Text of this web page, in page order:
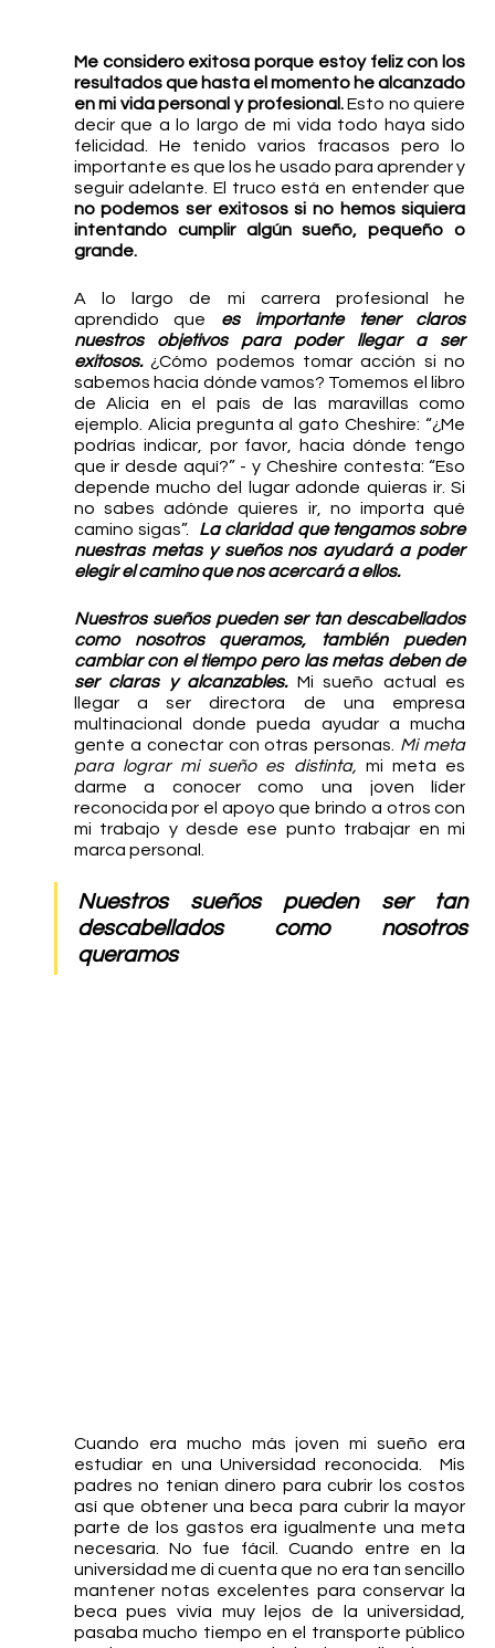
Me considero exitosa porque estoy feliz con los
resultados que hasta el momento he alcanzado
en mi vida personal y profesional. Esto no quiere
decir que a lo largo de mi vida todo haya sido
felicidad. He tenido varios fracasos pero lo
importante es que los he usado para aprender y
seguir adelante. El truco está en entender que
no podemos ser exitosos si no hemos siquiera
intentando cumplir algún sueño, pequeño o
grande.
A lo largo de mi carrera profesional he
aprendido que es importante tener claros
nuestros objetivos para poder llegar a ser
exitosos. ¿Cómo podemos tomar acción si no
sabemos hacia dónde vamos? Tomemos el libro
de Alicia en el país de las maravillas como
ejemplo. Alicia pregunta al gato Cheshire: “¿Me
podrías indicar, por favor, hacia dónde tengo
que ir desde aquí?” - y Cheshire contesta: “Eso
depende mucho del lugar adonde quieras ir. Si
no sabes adónde quieres ir, no importa qué
camino sigas”. La claridad que tengamos sobre
nuestras metas y sueños nos ayudará a poder
elegir el camino que nos acercará a ellos.
Nuestros sueños pueden ser tan descabellados
como nosotros queramos, también pueden
cambiar con el tiempo pero las metas deben de
ser claras y alcanzables. Mi sueño actual es
llegar a ser directora de una empresa
multinacional donde pueda ayudar a mucha
gente a conectar con otras personas. Mi meta
para lograr mi sueño es distinta, mi meta es
darme a conocer como una joven líder
reconocida por el apoyo que brindo a otros con
mi trabajo y desde ese punto trabajar en mi
marca personal.
Nuestros sueños pueden ser tan
descabellados como nosotros
queramos
Cuando era mucho más joven mi sueño era
estudiar en una Universidad reconocida.  Mis
padres no tenían dinero para cubrir los costos
así que obtener una beca para cubrir la mayor
parte de los gastos era igualmente una meta
necesaria. No fue fácil. Cuando entre en la
universidad me di cuenta que no era tan sencillo
mantener notas excelentes para conservar la
beca pues vivía muy lejos de la universidad,
pasaba mucho tiempo en el transporte público